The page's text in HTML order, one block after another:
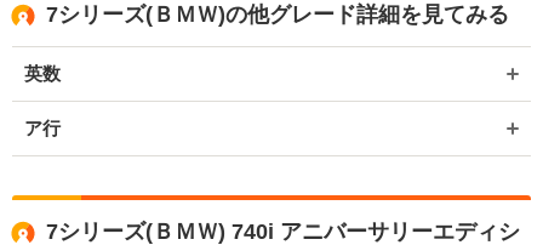
7シリーズ(ＢＭＷ)の他グレード詳細を見てみる
英数
ア行
7シリーズ(ＢＭＷ) 740i アニバーサリーエディシ